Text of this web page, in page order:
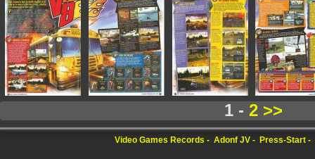
1 - 2>>
Video Games Records Adonf JV Press-Start